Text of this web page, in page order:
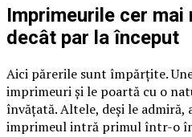
Imprimeurile cer mai
decât par la început
Aici părerile sunt împărțite.
imprimeuri și le poartă cu o
învățată. Altele, deși le admiră,
imprimeul intră primul într-o